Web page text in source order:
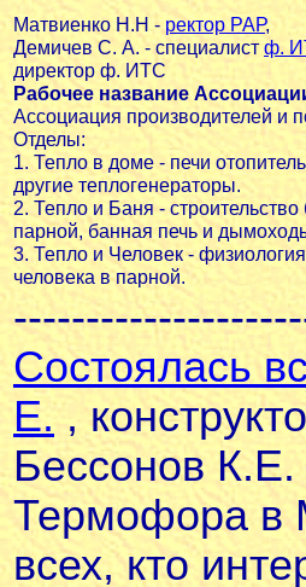
Матвиенко Н.Н - ректор РАР,
Демичев С. А. - специалистф.
директор ф. ИТС
Рабочее название
Ассоциация производителей и
Отделы:
1. Тепло в доме - печи
другие теплогенераторы.
2. Тепло и Баня - строительство
парной, банная печь и
3. Тепло и Человек -
человека в парной.
Состоялась
Е. ,
Бессонов
Термофора в
всех, кто